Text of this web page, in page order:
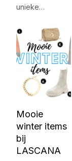
unieke…
Mooie
winter items
bij
LASCANA